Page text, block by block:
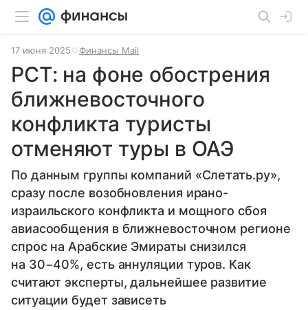
17 июня 2025 Финансы Mail
РСТ: на фоне обострения
ближневосточного
конфликта туристы
отменяют туры в ОАЭ
По данным группы компаний «Слетать.ру»,
сразу после возобновления ирано-
израильского конфликта и мощного сбоя
авиасообщения в ближневосточном регионе
спрос на Арабские Эмираты снизился
на 30−40%, есть аннуляции туров. Как
считают эксперты, дальнейшее развитие
ситуации будет зависеть